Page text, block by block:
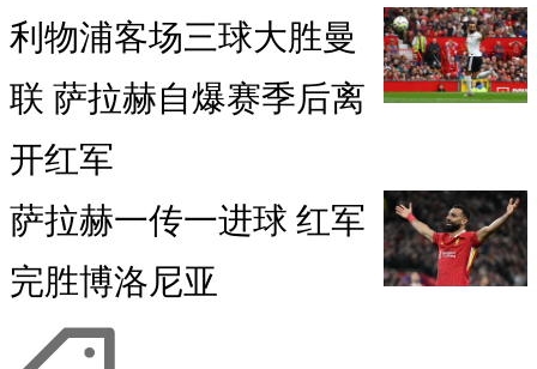
利物浦客场三球大胜曼
联 萨拉赫自爆赛季后离
开红军
萨拉赫一传一进球 红军
完胜博洛尼亚